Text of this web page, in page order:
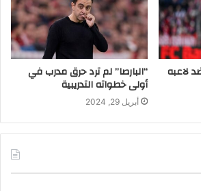
لاعبه “البارصا” لم ترد حرق مدرب في
أولى خطواته التدريبية
أبريل 29, 2024